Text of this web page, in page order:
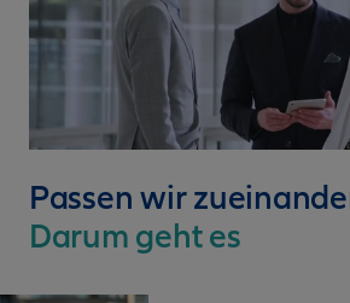
Passen wir
Darum geht es